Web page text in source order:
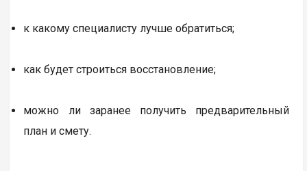
к какому специалисту лучше обратиться;
как будет строиться восстановление;
можно ли заранее получить предварительный
план и смету.